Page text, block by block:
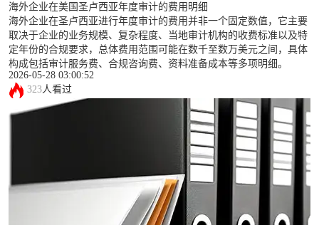
海外企业在美国圣卢西亚年度审计的费用明细
海外企业在圣卢西亚进行年度审计的费用并非一个固定数值，它主要
取决于企业的业务规模、复杂程度、当地审计机构的收费标准以及特
定年份的合规要求，总体费用范围可能在数千至数万美元之间，具体
构成包括审计服务费、合规咨询费、资料准备成本等多项明细。
2026-05-28 03:00:52
323人看过